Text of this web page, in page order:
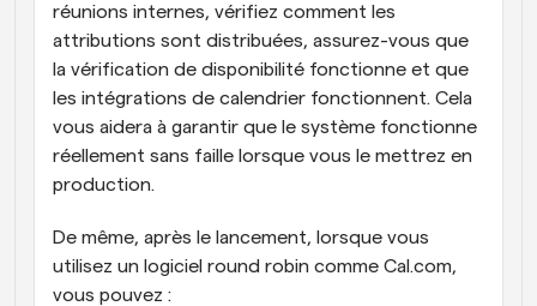
réunions internes, vérifiez comment les
attributions sont distribuées, assurez-vous que
la vérification de disponibilité fonctionne et que
les intégrations de calendrier fonctionnent. Cela
vous aidera à garantir que le système fonctionne
réellement sans faille lorsque vous le mettrez en
production.
De même, après le lancement, lorsque vous
utilisez un logiciel round robin comme Cal.com,
vous pouvez :